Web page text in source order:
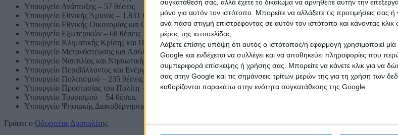
συγκατάθεσή σας, αλλά έχετε το δικαίωμα να αρνηθείτε αυτήν την
μόνο για αυτόν τον ιστότοπο. Μπορείτε να αλλάξετε τις προτιμήσεις σας
ανά πάσα στιγμή επιστρέφοντας σε αυτόν τον ιστότοπο και κάνοντας
μέρος της ιστοσελίδας.
Λάβετε επίσης υπόψη ότι αυτός ο ιστότοπος/η εφαρμογή χρησιμοποιεί
Google και ενδέχεται να συλλέγει και να αποθηκεύει πληροφορίες που
συμπεριφορά επίσκεψης ή χρήσης σας. Μπορείτε να κάνετε κλικ για να
σας στην Google και τις σημάνσεις τρίτων μερών της για τη χρήση των
καθορίζονται παρακάτω στην ενότητα συγκατάθεσης της Google.
Υπουργείο Ανάπτυξης – 57 θέσεις
Υπουργείο Εθνικής Άμυνας – 1.831 θέσεις
Υπουργείο Εθνικής Οικονομίας και Οικονομικών – 92 θέσεις
Υπουργείο Εξωτερικών – 68 θέσεις
Υπουργείο Κλιματικής Κρίσης και Πολιτικής Προστασίας – 1.021 θέσεις
Υπουργείο Μετανάστευσης και Ασύλου – 50 θέσεις
Υπουργείο Ναυτιλίας και Νησιωτικής Πολιτικής – 194 θέσεις
Υπουργείο Περιβάλλοντος και Ενέργειας – 147 θέσεις
Υπουργείο Πολιτισμού – 235 θέσεις
Υπουργείο Προστασίας του Πολίτη – 2.160 θέσεις
Υπουργείο Τουρισμού – 54 θέσεις
Υπουργείο Ψηφιακής Διακυβέρνησης – 43 θέσεις
Γράφει ο Οδυσσέας Δροπολίτης